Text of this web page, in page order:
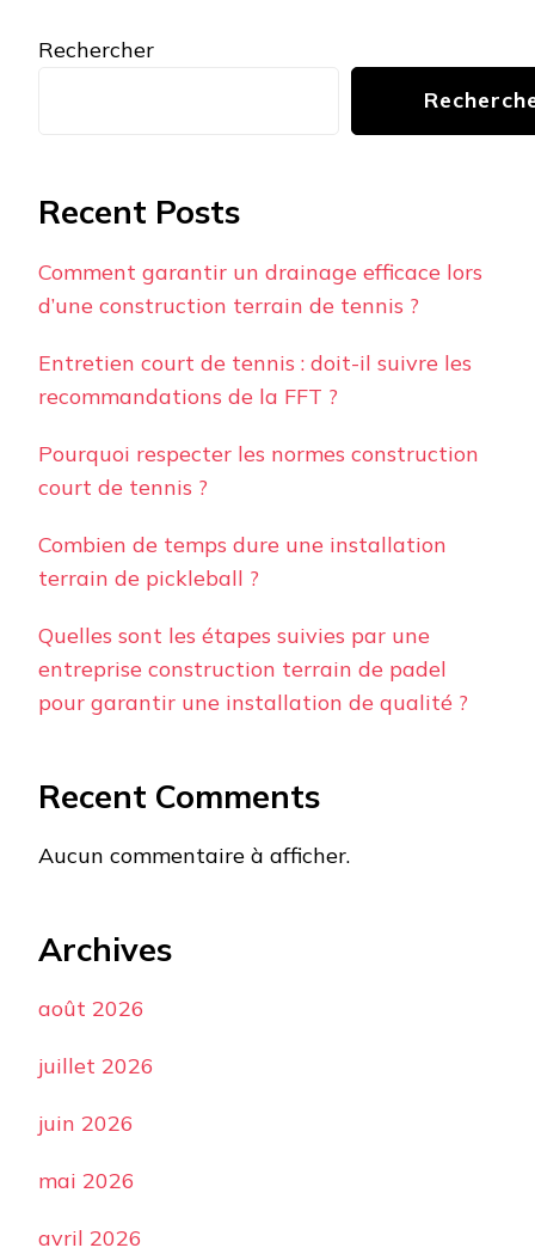
Rechercher
Recent Posts
Comment garantir un drainage efficace lors
d’une construction terrain de tennis ?
Entretien court de tennis : doit-il suivre les
recommandations de la FFT ?
Pourquoi respecter les normes construction
court de tennis ?
Combien de temps dure une installation
terrain de pickleball ?
Quelles sont les étapes suivies par une
entreprise construction terrain de padel
pour garantir une installation de qualité ?
Recent Comments
Aucun commentaire à afficher.
Archives
août 2026
juillet 2026
juin 2026
mai 2026
avril 2026